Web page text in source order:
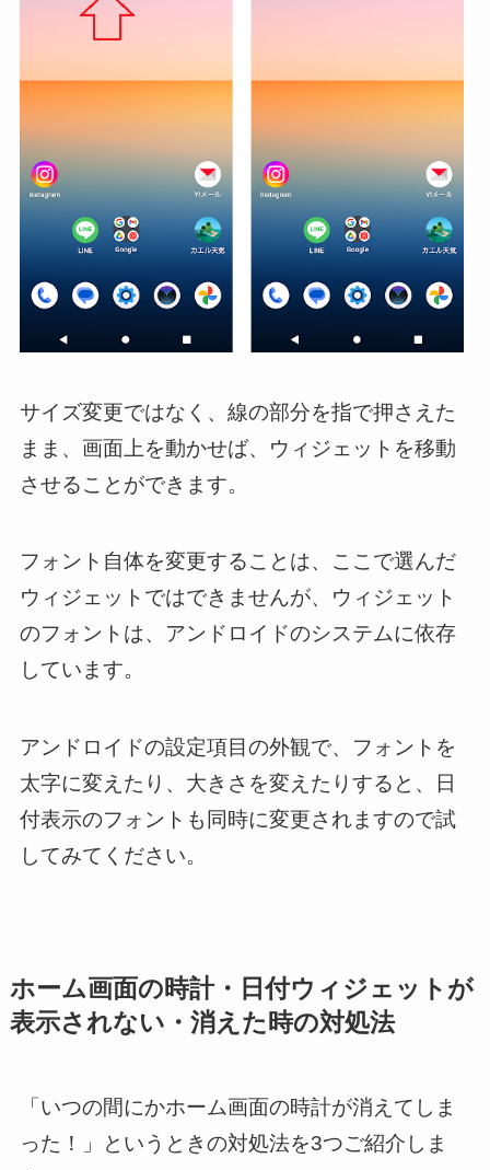
サイズ変更ではなく、線の部分を指で押さえた
まま、画面上を動かせば、ウィジェットを移動
させることができます。
フォント自体を変更することは、ここで選んだ
ウィジェットではできませんが、ウィジェット
のフォントは、アンドロイドのシステムに依存
しています。
アンドロイドの設定項目の外観で、フォントを
太字に変えたり、大きさを変えたりすると、日
付表示のフォントも同時に変更されますので試
してみてください。
ホーム画面の時計・日付ウィジェットが
表示されない・消えた時の対処法
「いつの間にかホーム画面の時計が消えてしま
った！」というときの対処法を3つご紹介しま